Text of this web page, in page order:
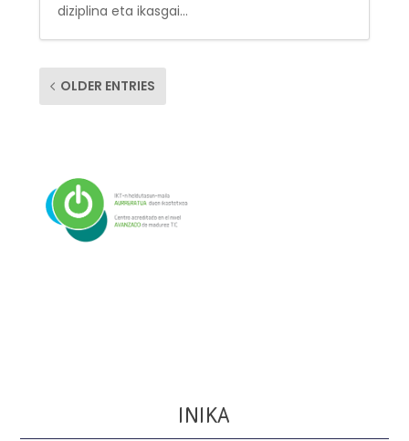
diziplina eta ikasgai...
OLDER ENTRIES
INIKA